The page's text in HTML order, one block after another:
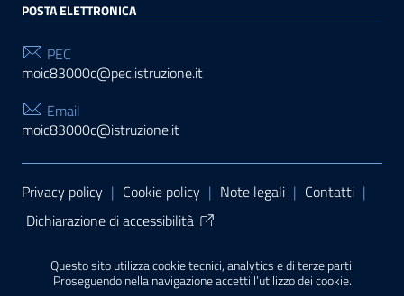
Questo sito utilizza cookie tecnici, analytics e di terze parti.
Proseguendo nella navigazione accetti l’utilizzo dei cookie.
POSTA ELETTRONICA
PEC
moic83000c@pec.istruzione.it
Email
moic83000c@istruzione.it
Sezione Link Utili
Privacy policy | Cookie policy | Note legali | Contatti |
Dichiarazione di accessibilità
PA di AgID
| Realizzato con WordPress da